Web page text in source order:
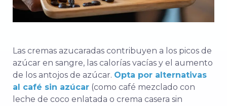
Las cremas azucaradas contribuyen a los picos de
azúcar en sangre, las calorías vacías y el aumento
de los antojos de azúcar. Opta por alternativas
al café sin azúcar (como café mezclado con
leche de coco enlatada o crema casera sin